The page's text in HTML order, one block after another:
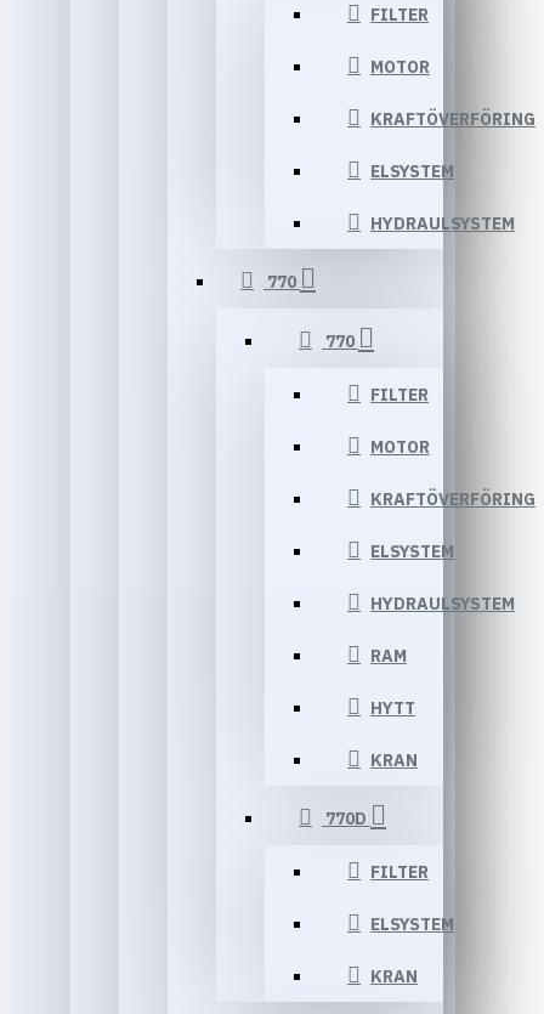
FILTER
MOTOR
KRAFTÖVERFÖRING
ELSYSTEM
HYDRAULSYSTEM
770
770
FILTER
MOTOR
KRAFTÖVERFÖRING
ELSYSTEM
HYDRAULSYSTEM
RAM
HYTT
KRAN
770D
FILTER
ELSYSTEM
KRAN